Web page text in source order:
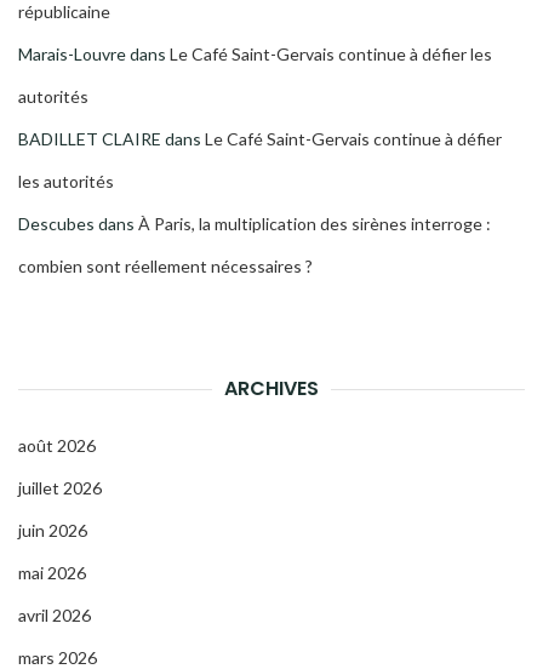
républicaine
Marais-Louvredans Le Café Saint-Gervais continue à défier les
autorités
BADILLET CLAIRE dans Le Café Saint-Gervais continue à défier
les autorités
Descubes dans À Paris, la multiplication des sirènes interroge :
combien sont réellement nécessaires ?
ARCHIVES
août 2026
juillet 2026
juin 2026
mai 2026
avril 2026
mars 2026